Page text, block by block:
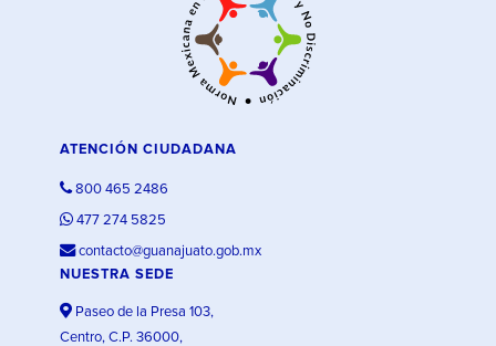
ATENCIÓN CIUDADANA
800 465 2486
477 274 5825
contacto@guanajuato.gob.mx
NUESTRA SEDE
Paseo de la Presa 103,
Centro, C.P. 36000,